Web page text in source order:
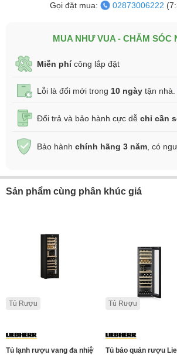
Gọi đặt mua: 02873006222
MUA NHƯ VUA - CHĂM SÓC
Miễn phícông lắp đặt
Lỗi là đổi mới trong 10 ngày tận nhà.
Đổi trả và bảo hành cực dễ chỉ cần
Bảo hành chính hãng 3 năm , có
Sản phẩm cùng phân khúc giá
Tủ Rượu
Tủ lạnh rượu vang đa nhiệt độ Liebherr WPgbi
Tủ Rượu
Tủ bảo quản rượu